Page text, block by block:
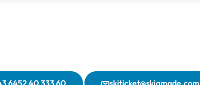
6452 40 333 60 skiticket@skiamade.com